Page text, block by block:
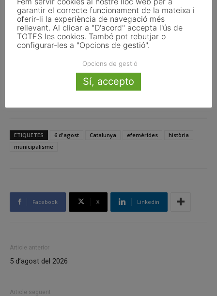
fonamental per a l’expansió d’Internet arreu del món.
2012–Arriba a Mart el rover Curiosity
La NASA culmina amb èxit l’aterratge del vehicle
d’exploració Curiosity al cràter Gale, iniciant una de les
missions científiques més importants de l’exploració
ETIQUETES 6 d'agost Catalunya efemèrides
història
municipalisme
Facebook X Linkedin
Article anterior
5 d’agost del 2026
Article següent
garantir el correcte funcionament de la mateixa i
oferir-li la experiència de navegació més
rellevant. Al clicar a "D'acord" accepta l'ús de
TOTES les cookies. També pot rebutjar o
configurar-les a "Opcions de gestió".
Opcions de gestió
Sí, accepto